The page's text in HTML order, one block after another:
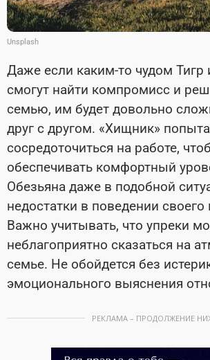
Unsplash
Даже если каким-то чудом Тигр
смогут найти компромисс и
семью, им будет довольно
друг с другом. «Хищник»
сосредоточиться на работе,
обеспечивать комфортный
Обезьяна даже в подобной
недостатки в поведении своего
Важно учитывать, что упреки
неблагоприятно сказаться на
семье. Не обойдется без
эмоционального выяснения
РЕКЛАМА – ПРОДОЛЖЕНИЕ